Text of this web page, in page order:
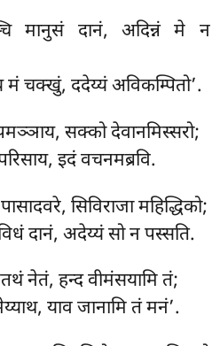
मानुसं दानं, अदिन्नं मे न
मं चक्खुं, ददेय्यं अविकम्पितो’.
सक्को देवानमिस्सरो;
इदं वचनमब्रवि.
पासादवरे, सिविराजा महिद्धिको;
दानं, अदेय्यं सो न पस्सति.
नेतं, हन्द वीमंसयामि तं;
याव जानामि तं मनं’.